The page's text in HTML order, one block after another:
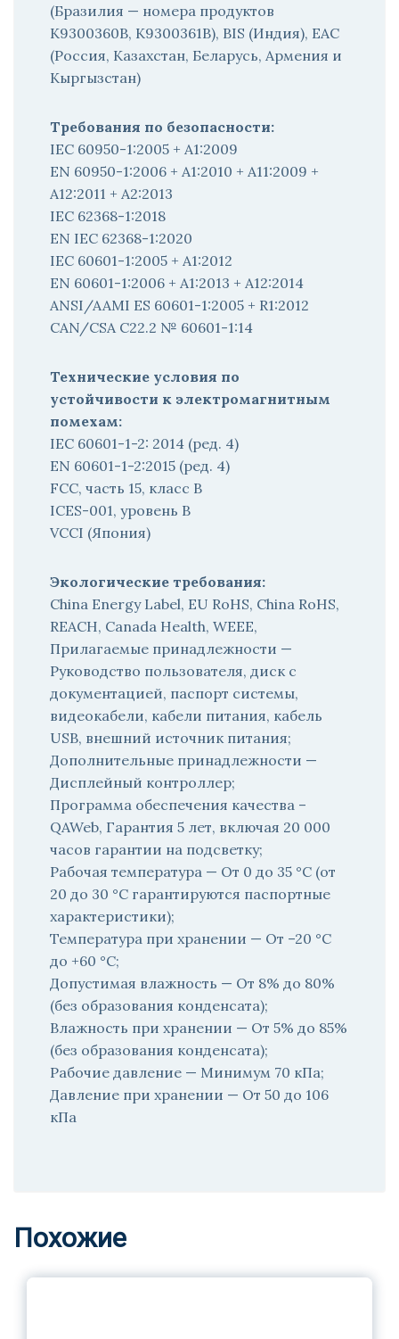
(Бразилия — номера продуктов
K9300360B, K9300361B), BIS (Индия), EAC
(Россия, Казахстан, Беларусь, Армения и
Кыргызстан)
Требования по безопасности:
IEC 60950-1:2005 + A1:2009
EN 60950-1:2006 + A1:2010 + A11:2009 +
A12:2011 + A2:2013
IEC 62368-1:2018
EN IEC 62368-1:2020
IEC 60601-1:2005 + A1:2012
EN 60601-1:2006 + A1:2013 + A12:2014
ANSI/AAMI ES 60601-1:2005 + R1:2012
CAN/CSA C22.2 № 60601-1:14
Технические условия по
устойчивости к электромагнитным
помехам:
IEC 60601-1-2: 2014 (ред. 4)
EN 60601-1-2:2015 (ред. 4)
FCC, часть 15, класс B
ICES-001, уровень B
VCCI (Япония)
Экологические требования:
China Energy Label, EU RoHS, China RoHS,
REACH, Canada Health, WEEE,
Прилагаемые принадлежности —
Руководство пользователя, диск с
документацией, паспорт системы,
видеокабели, кабели питания, кабель
USB, внешний источник питания;
Дополнительные принадлежности —
Дисплейный контроллер;
Программа обеспечения качества –
QAWeb, Гарантия 5 лет, включая 20 000
часов гарантии на подсветку;
Рабочая температура — От 0 до 35 °C (от
20 до 30 °C гарантируются паспортные
характеристики);
Температура при хранении — От –20 °C
до +60 °C;
Допустимая влажность — От 8% до 80%
(без образования конденсата);
Влажность при хранении — От 5% до 85%
(без образования конденсата);
Рабочие давление — Минимум 70 кПа;
Давление при хранении — От 50 до 106
кПа
Похожие